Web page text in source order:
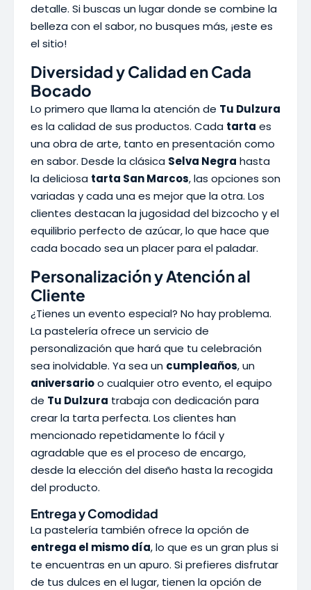
detalle. Si buscas un lugar donde se combine la
belleza con el sabor, no busques más, ¡este es
el sitio!
Diversidad y Calidad en Cada
Bocado
Lo primero que llama la atención de Tu Dulzura
es la calidad de sus productos. Cada tarta es
una obra de arte, tanto en presentación como
en sabor. Desde la clásica Selva Negra hasta
la deliciosa tarta San Marcos, las opciones son
variadas y cada una es mejor que la otra. Los
clientes destacan la jugosidad del bizcocho y el
equilibrio perfecto de azúcar, lo que hace que
cada bocado sea un placer para el paladar.
Personalización y Atención al
Cliente
¿Tienes un evento especial? No hay problema.
La pastelería ofrece un servicio de
personalización que hará que tu celebración
sea inolvidable. Ya sea un cumpleaños, un
aniversarioo cualquier otro evento, el equipo
de Tu Dulzura trabaja con dedicación para
crear la tarta perfecta. Los clientes han
mencionado repetidamente lo fácil y
agradable que es el proceso de encargo,
desde la elección del diseño hasta la recogida
del producto.
Entrega y Comodidad
La pastelería también ofrece la opción de
entrega el mismo día, lo que es un gran plus si
te encuentras en un apuro. Si prefieres disfrutar
de tus dulces en el lugar, tienen la opción de